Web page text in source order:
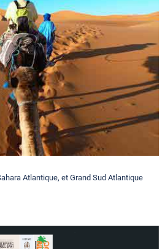
Atlantique, et Grand Sud Atlantique